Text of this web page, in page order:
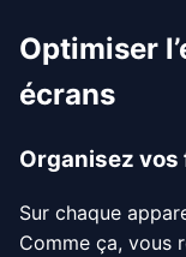
Optimiser
écrans
Organisez vos
Sur chaque
Comme ça, vous